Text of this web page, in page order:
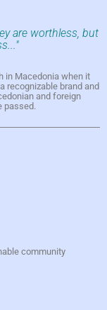
are worthless, but
in Macedonia when it
recognizable brand and
and foreign
passed.
community